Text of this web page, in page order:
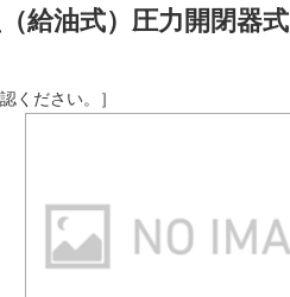
給油式） 圧力開閉器式
ください。］